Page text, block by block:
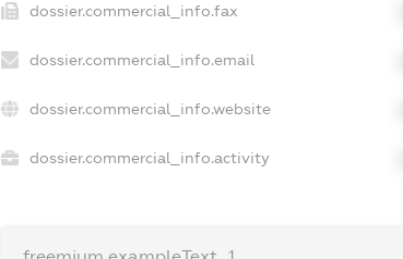
dossier.commercial_info.fax
dossier.commercial_info.email
dossier.commercial_info.website
dossier.commercial_info.activity